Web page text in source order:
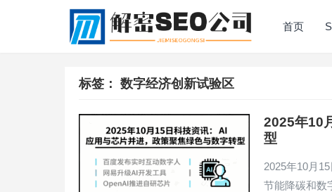
首页
标签： 数字经济创新试验区
2025年10
型
2025年10月
节能降碳和数